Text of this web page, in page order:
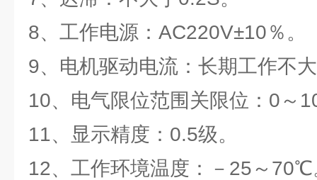
8、工作电源：AC220V±10％。
9、电机驱动电流：长期工作不
10、电气限位范围关限位：0～
11、显示精度：0.5级。
12、工作环境温度：－25～70℃